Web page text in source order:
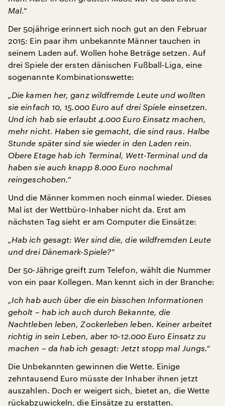
Mal.“
Der 50jährige erinnert sich noch gut an den Februar
2015: Ein paar ihm unbekannte Männer tauchen in
seinem Laden auf. Wollen hohe Beträge setzen. Auf
drei Spiele der ersten dänischen Fußball-Liga, eine
sogenannte Kombinationswette:
„Die kamen her, ganz wildfremde Leute und wollten
sie einfach 10, 15.000 Euro auf drei Spiele einsetzen.
Und ich hab sie erlaubt 4.000 Euro Einsatz machen,
mehr nicht. Haben sie gemacht, die sind raus. Halbe
Stunde später sind sie wieder in den Laden rein.
Obere Etage hab ich Terminal, Wett-Terminal und da
haben sie auch knapp 8.000 Euro nochmal
reingeschoben.“
Und die Männer kommen noch einmal wieder. Dieses
Mal ist der Wettbüro-Inhaber nicht da. Erst am
nächsten Tag sieht er am Computer die Einsätze:
„Hab ich gesagt: Wer sind die, die wildfremden Leute
und drei Dänemark-Spiele?“
Der 50-Jährige greift zum Telefon, wählt die Nummer
von ein paar Kollegen. Man kennt sich in der Branche:
„Ich hab auch über die ein bisschen Informationen
geholt – hab ich auch durch Bekannte, die
Nachtleben leben, Zockerleben leben. Keiner arbeitet
richtig in sein Leben, aber 10-12.000 Euro Einsatz zu
machen – da hab ich gesagt: Jetzt stopp mal Jungs.“
Die Unbekannten gewinnen die Wette. Einige
zehntausend Euro müsste der Inhaber ihnen jetzt
auszahlen. Doch er weigert sich, bietet an, die Wette
rückabzuwickeln, die Einsätze zu erstatten.